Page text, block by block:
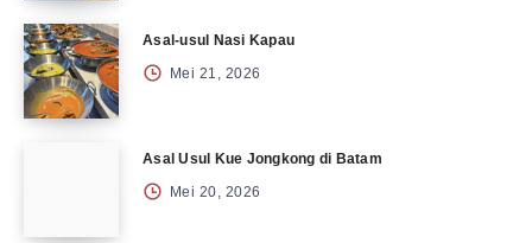
Asal-usul Nasi Kapau
Mei 21, 2026
Asal Usul Kue Jongkong di Batam
Mei 20, 2026